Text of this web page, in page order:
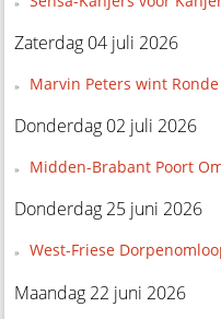
Zaterdag 04 juli 2026
Marvin Peters wint
Donderdag 02 juli 2026
Midden-Brabant Poort
Donderdag 25 juni 2026
West-Friese
Maandag 22 juni 2026